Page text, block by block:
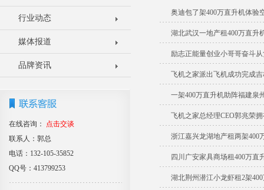
行业动态
媒体报道
品牌资讯
在线咨询：
点击交谈
联系人：郭总
电话：132-105-35852
QQ号：413799253
奥迪包了架400万直升机体验
湖北武汉一地产租400万直升
励志正能量创业小哥哥奋斗
飞机之家派出飞机成功完成
一架400万直升机助阵福建泉
飞机之家总经理CEO郭兆荣
浙江嘉兴龙湖地产租两架400
四川广安家具商场租400万直
湖北荆州潜江小龙虾租2架